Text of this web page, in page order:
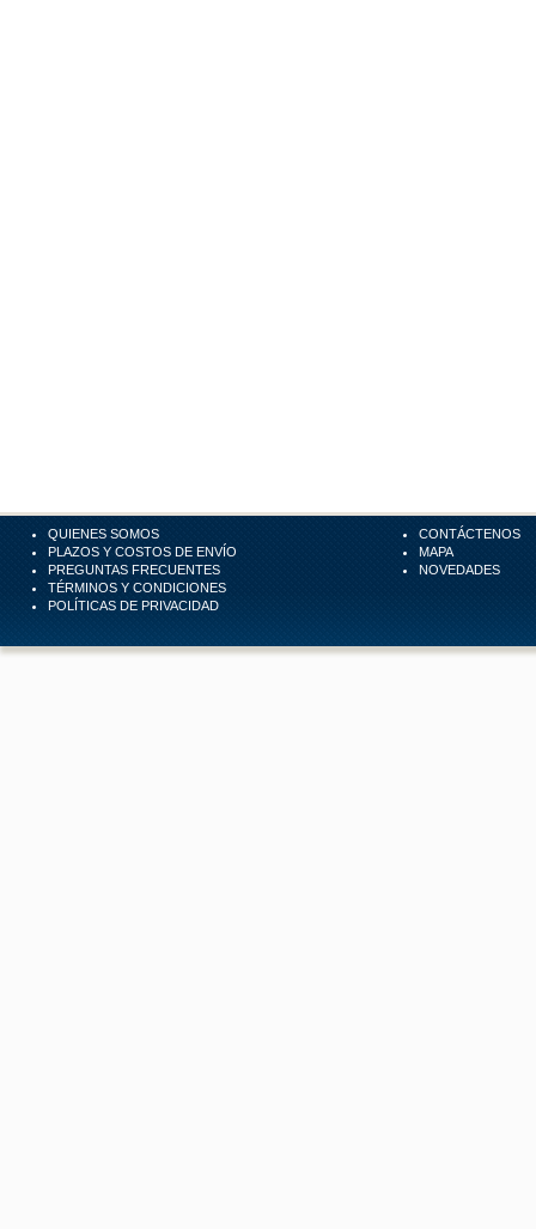
QUIENES SOMOS
PLAZOS Y COSTOS DE ENVÍO
PREGUNTAS FRECUENTES
TÉRMINOS Y CONDICIONES
POLÍTICAS DE PRIVACIDAD
CONTÁCTENOS
MAPA
NOVEDADES